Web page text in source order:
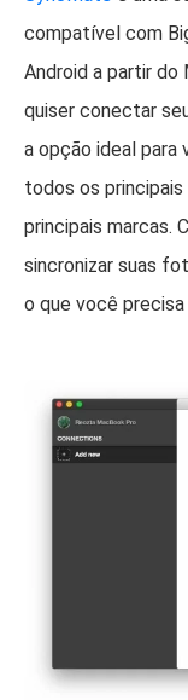
compatível com
Android a partir do
quiser conectar
a opção ideal para
todos os
principais marcas.
sincronizar suas
o que você